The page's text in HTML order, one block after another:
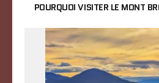
POURQUOI VISITER LE MONT